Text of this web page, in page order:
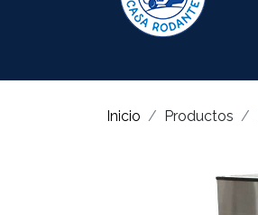
Inicio Productos